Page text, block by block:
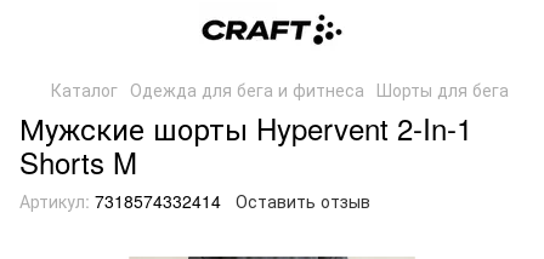
Каталог Одежда для бега и фитнеса Шорты для бега
Мужские шорты Hypervent 2-In-1
Shorts M
Артикул: 7318574332414 Оставить отзыв